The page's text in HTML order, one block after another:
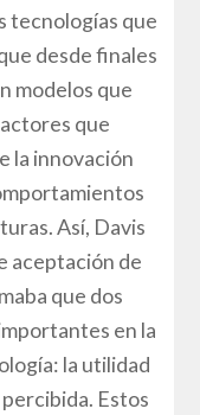
tecnologías que
desde finales
modelos que
que
la innovación
Así, Davis
aceptación de
que dos
en la
la utilidad
Estos